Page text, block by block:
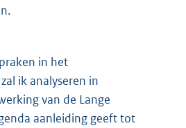
in het
ik analyseren in
van de Lange
aanleiding geeft tot